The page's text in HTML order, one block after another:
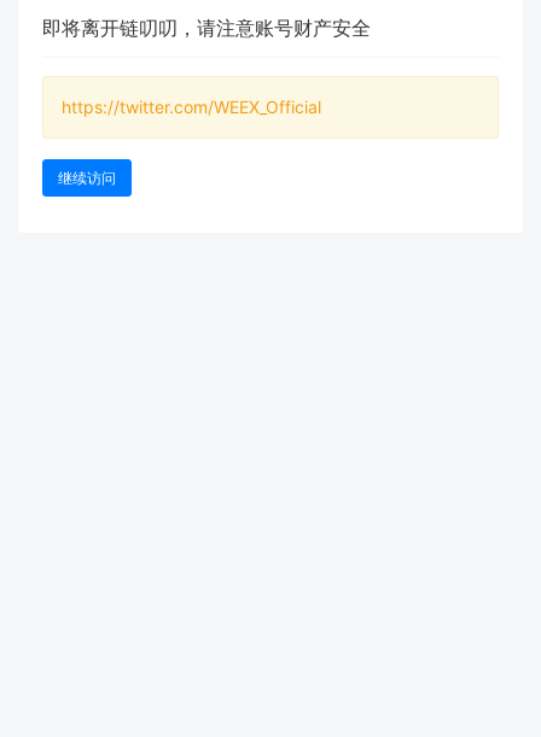
即将离开链叨叨，请注意账号财产安全
https://twitter.com/WEEX_Official
继续访问